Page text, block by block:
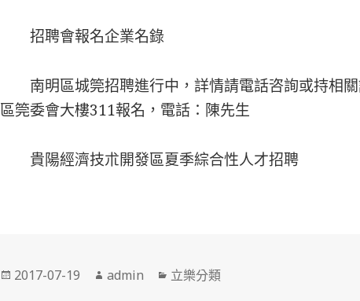
招聘會報名企業名錄
南明區城筦招聘進行中，詳情請電話咨詢或持相關
區筦委會大樓311報名，電話：陳先生
貴陽經濟技朮開發區夏季綜合性人才招聘
發
2017-07-19
作
admin
分
立樂分類